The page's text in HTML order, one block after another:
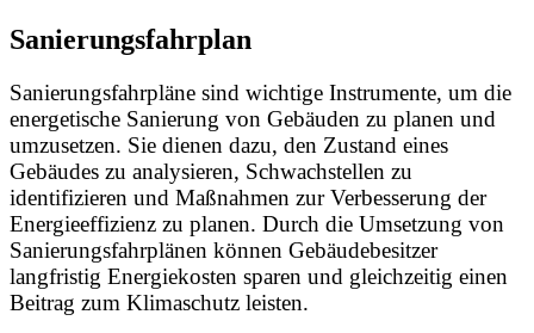
Sanierungsfahrplan
Sanierungsfahrpläne sind wichtige Instrumente, um die
energetische Sanierung von Gebäuden zu planen und
umzusetzen. Sie dienen dazu, den Zustand eines
Gebäudes zu analysieren, Schwachstellen zu
identifizieren und Maßnahmen zur Verbesserung der
Energieeffizienz zu planen. Durch die Umsetzung von
Sanierungsfahrplänen können Gebäudebesitzer
langfristig Energiekosten sparen und gleichzeitig einen
Beitrag zum Klimaschutz leisten.